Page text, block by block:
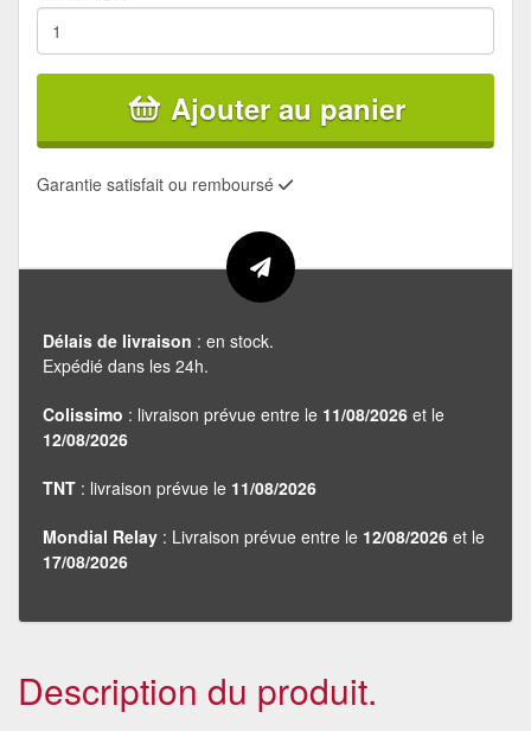
Ajouter au panier
Garantie satisfait ou remboursé
Délais de livraison : en stock.
Expédié dans les 24h.
Colissimo : livraison prévue entre le 11/08/2026 et le
12/08/2026
TNT : livraison prévue le 11/08/2026
Mondial Relay : Livraison prévue entre le 12/08/2026 et le
17/08/2026
Description du produit.